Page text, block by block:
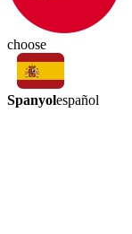
choose
Spanyolespañol